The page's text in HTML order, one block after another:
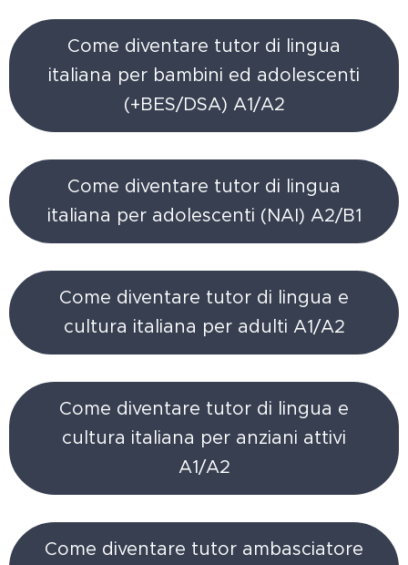
Come diventare tutor di lingua
italiana per bambini ed adolescenti
(+BES/DSA) A1/A2
Come diventare tutor di lingua
italiana per adolescenti (NAI) A2/B1
Come diventare tutor di lingua e
cultura italiana per adulti A1/A2
Come diventare tutor di lingua e
cultura italiana per anziani attivi
A1/A2
Come diventare tutor ambasciatore